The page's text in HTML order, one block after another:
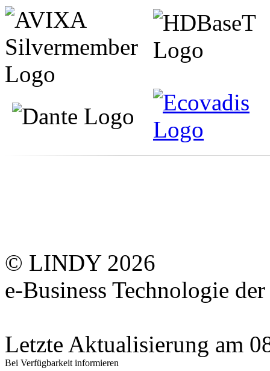
© LINDY 2026
e-Business Technologie
Letzte Aktualisierung am
Bei Verfügbarkeit informieren